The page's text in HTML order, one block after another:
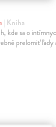
| Kniha
kde sa o
prelomiť ľady